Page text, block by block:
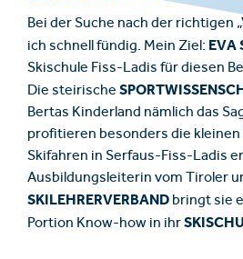
Bei der Suche nach der richtigen
ich schnell fündig. Mein Ziel: EVA
Skischule Fiss-Ladis für diesen
Die steirische
Bertas Kinderland nämlich das
profitieren besonders die kleinen
Skifahren in Serfaus-Fiss-Ladis
Ausbildungsleiterin vom Tiroler
SKILEHRERVERBAND bringt sie
Portion Know-how in ihr